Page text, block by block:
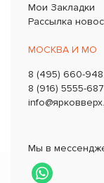
Мои Закладки
Рассылка
МОСКВА И МО
8 (495) 660-
8 (916) 5555-687
Мы в